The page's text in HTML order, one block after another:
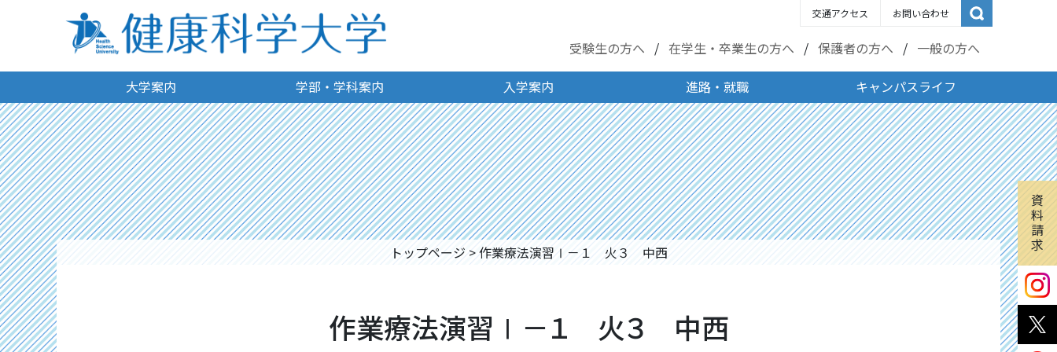
資
料
請
求
交通アクセス お問い合わせ
受験生の方へ 在学生・卒業生の方へ 保護者の方へ 一般の方へ
大学案内 学部・学科案内 入学案内 進路・就職 キャンパスライフ
トップページ >作業療法演習Ⅰ－１ 火３ 中西
作業療法演習Ⅰ－１ 火３ 中西